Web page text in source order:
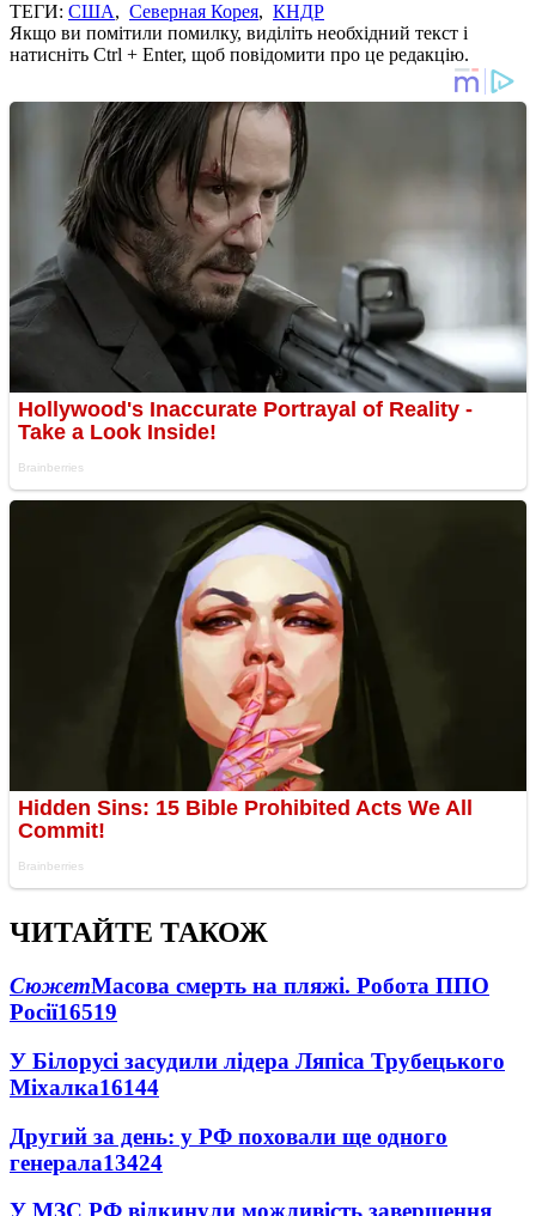
ТЕГИ: США, Северная Корея, КНДР
Якщо ви помітили помилку, виділіть необхідний текст і
натисніть Ctrl + Enter, щоб повідомити про це редакцію.
ЧИТАЙТЕ ТАКОЖ
СюжетМасова смерть на пляжі. Робота ППО
Росії16519
У Білорусі засудили лідера Ляпіса Трубецького
Міхалка16144
Другий за день: у РФ поховали ще одного
генерала13424